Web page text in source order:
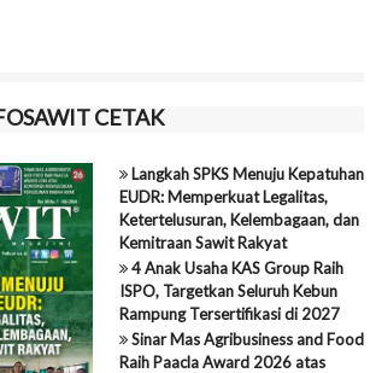
CETAK
Langkah SPKS Menuju Kepatuhan
EUDR: Memperkuat Legalitas,
Ketertelusuran, Kelembagaan, dan
Kemitraan Sawit Rakyat
4 Anak Usaha KAS Group Raih
ISPO, Targetkan Seluruh Kebun
Rampung Tersertifikasi di 2027
Sinar Mas Agribusiness and Food
Raih Paacla Award 2026 atas